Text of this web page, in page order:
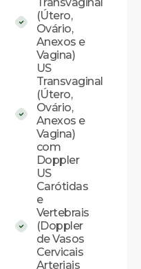
(Útero,
Ovário,
Anexos e
Vagina)
US
Transvaginal
(Útero,
Ovário,
Anexos e
Vagina)
com
Doppler
US
Carótidas
e
Vertebrais
(Doppler
de Vasos
Cervicais
Arteriais